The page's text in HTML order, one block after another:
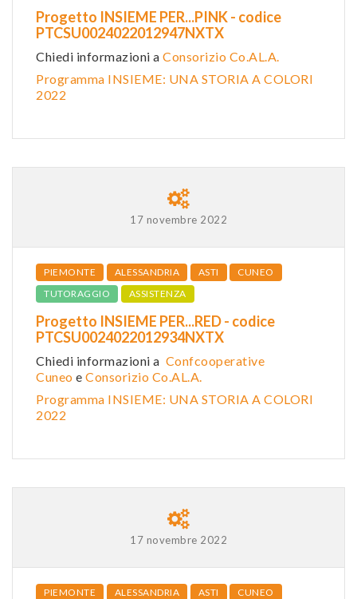
Progetto INSIEME PER...PINK - codice
PTCSU0024022012947NXTX
Chiedi informazioni a Consorizio Co.AL.A.
Programma INSIEME: UNA STORIA A COLORI
2022
17 novembre 2022
PIEMONTE ALESSANDRIA ASTI
CUNEO
TUTORAGGIO
ASSISTENZA
Progetto INSIEME PER...RED - codice
PTCSU0024022012934NXTX
Chiedi informazioni a Confcooperative
Cuneo e Consorizio Co.AL.A.
Programma INSIEME: UNA STORIA A COLORI
2022
17 novembre 2022
PIEMONTE ALESSANDRIA ASTI
CUNEO